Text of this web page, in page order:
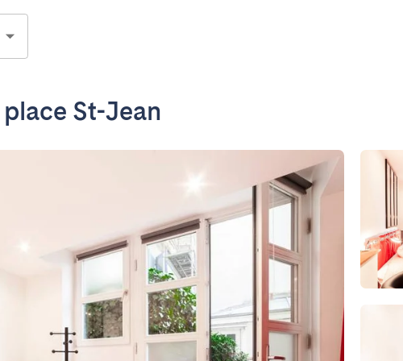
St-Jean